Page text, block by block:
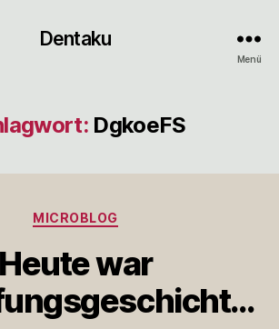
Dentaku
Menü
DgkoeFS
Kategorien
MICROBLOG
Heute war